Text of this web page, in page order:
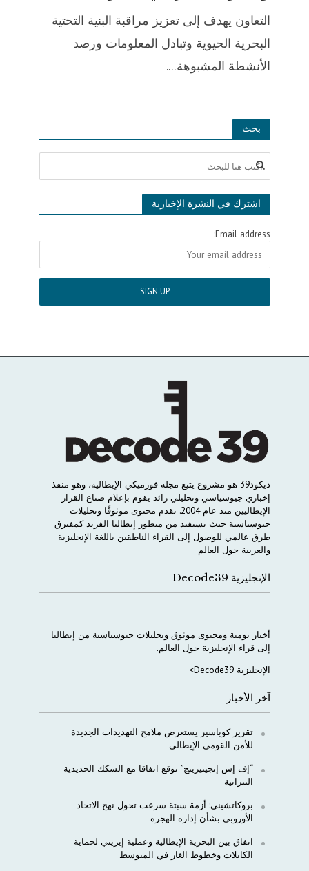
التعاون يهدف إلى تعزيز مراقبة البنية التحتية
البحرية الحيوية وتبادل المعلومات ورصد
الأنشطة المشبوهة....
بحث
اشترك في النشرة الإخبارية
Email address:
ديكود39 هو مشروع يتبع مجلة فورميكي الإيطالية، وهو منفذ
إخباري جيوسياسي وتحليلي رائد يقوم بإعلام صناع القرار
الإيطاليين منذ عام 2004. نقدم محتوى موثوقًا وتحليلات
جيوسياسية حيث نستفيد من منظور إيطاليا الفريد كمفترق
طرق عالمي للوصول إلى القراء الناطقين باللغة الإنجليزية
والعربية حول العالم
الإنجليزية Decode39
أخبار يومية ومحتوى موثوق وتحليلات جيوسياسية من إيطاليا
إلى قراء الإنجليزية حول العالم.
الإنجليزية Decode39>
آخر الأخبار
تقرير كوباسير يستعرض ملامح التهديدات الجديدة
للأمن القومي الإيطالي
“إف إس إنجينيرينج” توقع اتفاقا مع السكك الحديدية
التنزانية
بروكاتشيني: أزمة سبتة سرعت تحول نهج الاتحاد
الأوروبي بشأن إدارة الهجرة
اتفاق بين البحرية الإيطالية وعملية إيريني لحماية
الكابلات وخطوط الغاز في المتوسط